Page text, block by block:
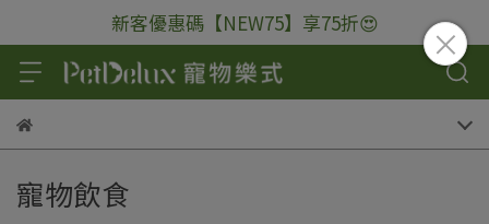
新客優惠碼【NEW75】享75折😍
寵物飲食